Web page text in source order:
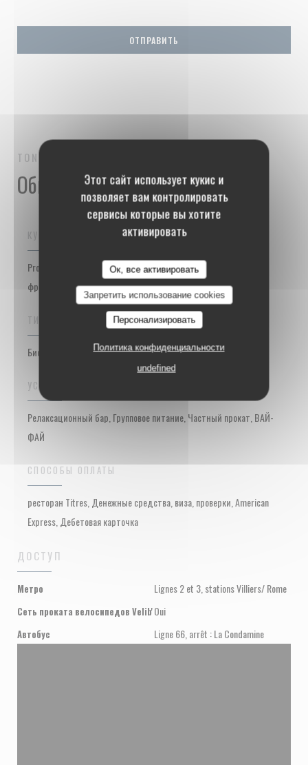
Этот сайт использует кукис и
позволяет вам контролировать
сервисы которые вы хотите
активировать
Ок, все активировать
Запретить использование cookies
Персонализировать
Политика конфиденциальности
undefined
TONTON DES DAMES
Общая информация
КУХНЯ
Produits de saison, домашний, свежий продукт, Традиционный
французский
ТИП ЗАВЕДЕНИЯ
Бистро-ресторан, Мясной бар
УСЛУГИ
Релаксационный бар, Групповое питание, Частный прокат, ВАЙ-
ФАЙ
СПОСОБЫ ОПЛАТЫ
ресторан Titres, Денежные средства, виза, проверки, American
Express, Дебетовая карточка
ДОСТУП
Метро Lignes 2 et 3, stations Villiers/ Rome
Сеть проката велосипедов Velib'Oui
Автобус Ligne 66, arrêt : La Condamine